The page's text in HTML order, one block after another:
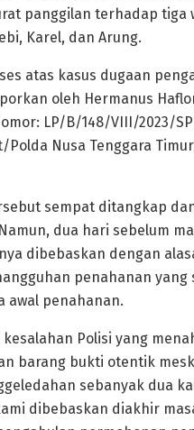
panggilan terhadap tiga
Karel, dan Arung.
atas kasus dugaan
oleh Hermanus
LP/B/148/VIII/2023/
Polda Nusa Tenggara
sempat ditangkap
dua hari sebelum
dibebaskan dengan
penahanan yang
awal penahanan.
kesalahan Polisi yang
barang bukti otentik
sebanyak dua
dibebaskan diakhir